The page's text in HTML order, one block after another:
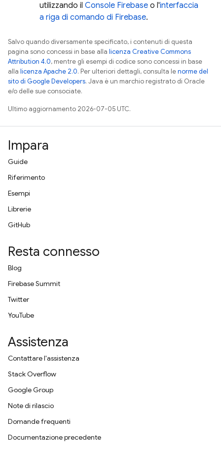
utilizzando il Console Firebase o l'interfaccia
a riga di comando di Firebase.
Salvo quando diversamente specificato, i contenuti di questa
pagina sono concessi in base alla licenza Creative Commons
Attribution 4.0, mentre gli esempi di codice sono concessi in base
alla licenza Apache 2.0. Per ulteriori dettagli, consulta lenorme del
sito di Google Developers. Java è un marchio registrato di Oracle
e/o delle sue consociate.
Ultimo aggiornamento 2026-07-05 UTC.
Impara
Guide
Riferimento
Esempi
Librerie
GitHub
Resta connesso
Blog
Firebase Summit
Twitter
YouTube
Assistenza
Contattare l'assistenza
Stack Overflow
Google Group
Note di rilascio
Domande frequenti
Documentazione precedente